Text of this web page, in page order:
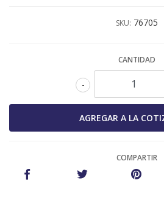
SKU: 76705
CANTIDAD
-
COMPARTIR